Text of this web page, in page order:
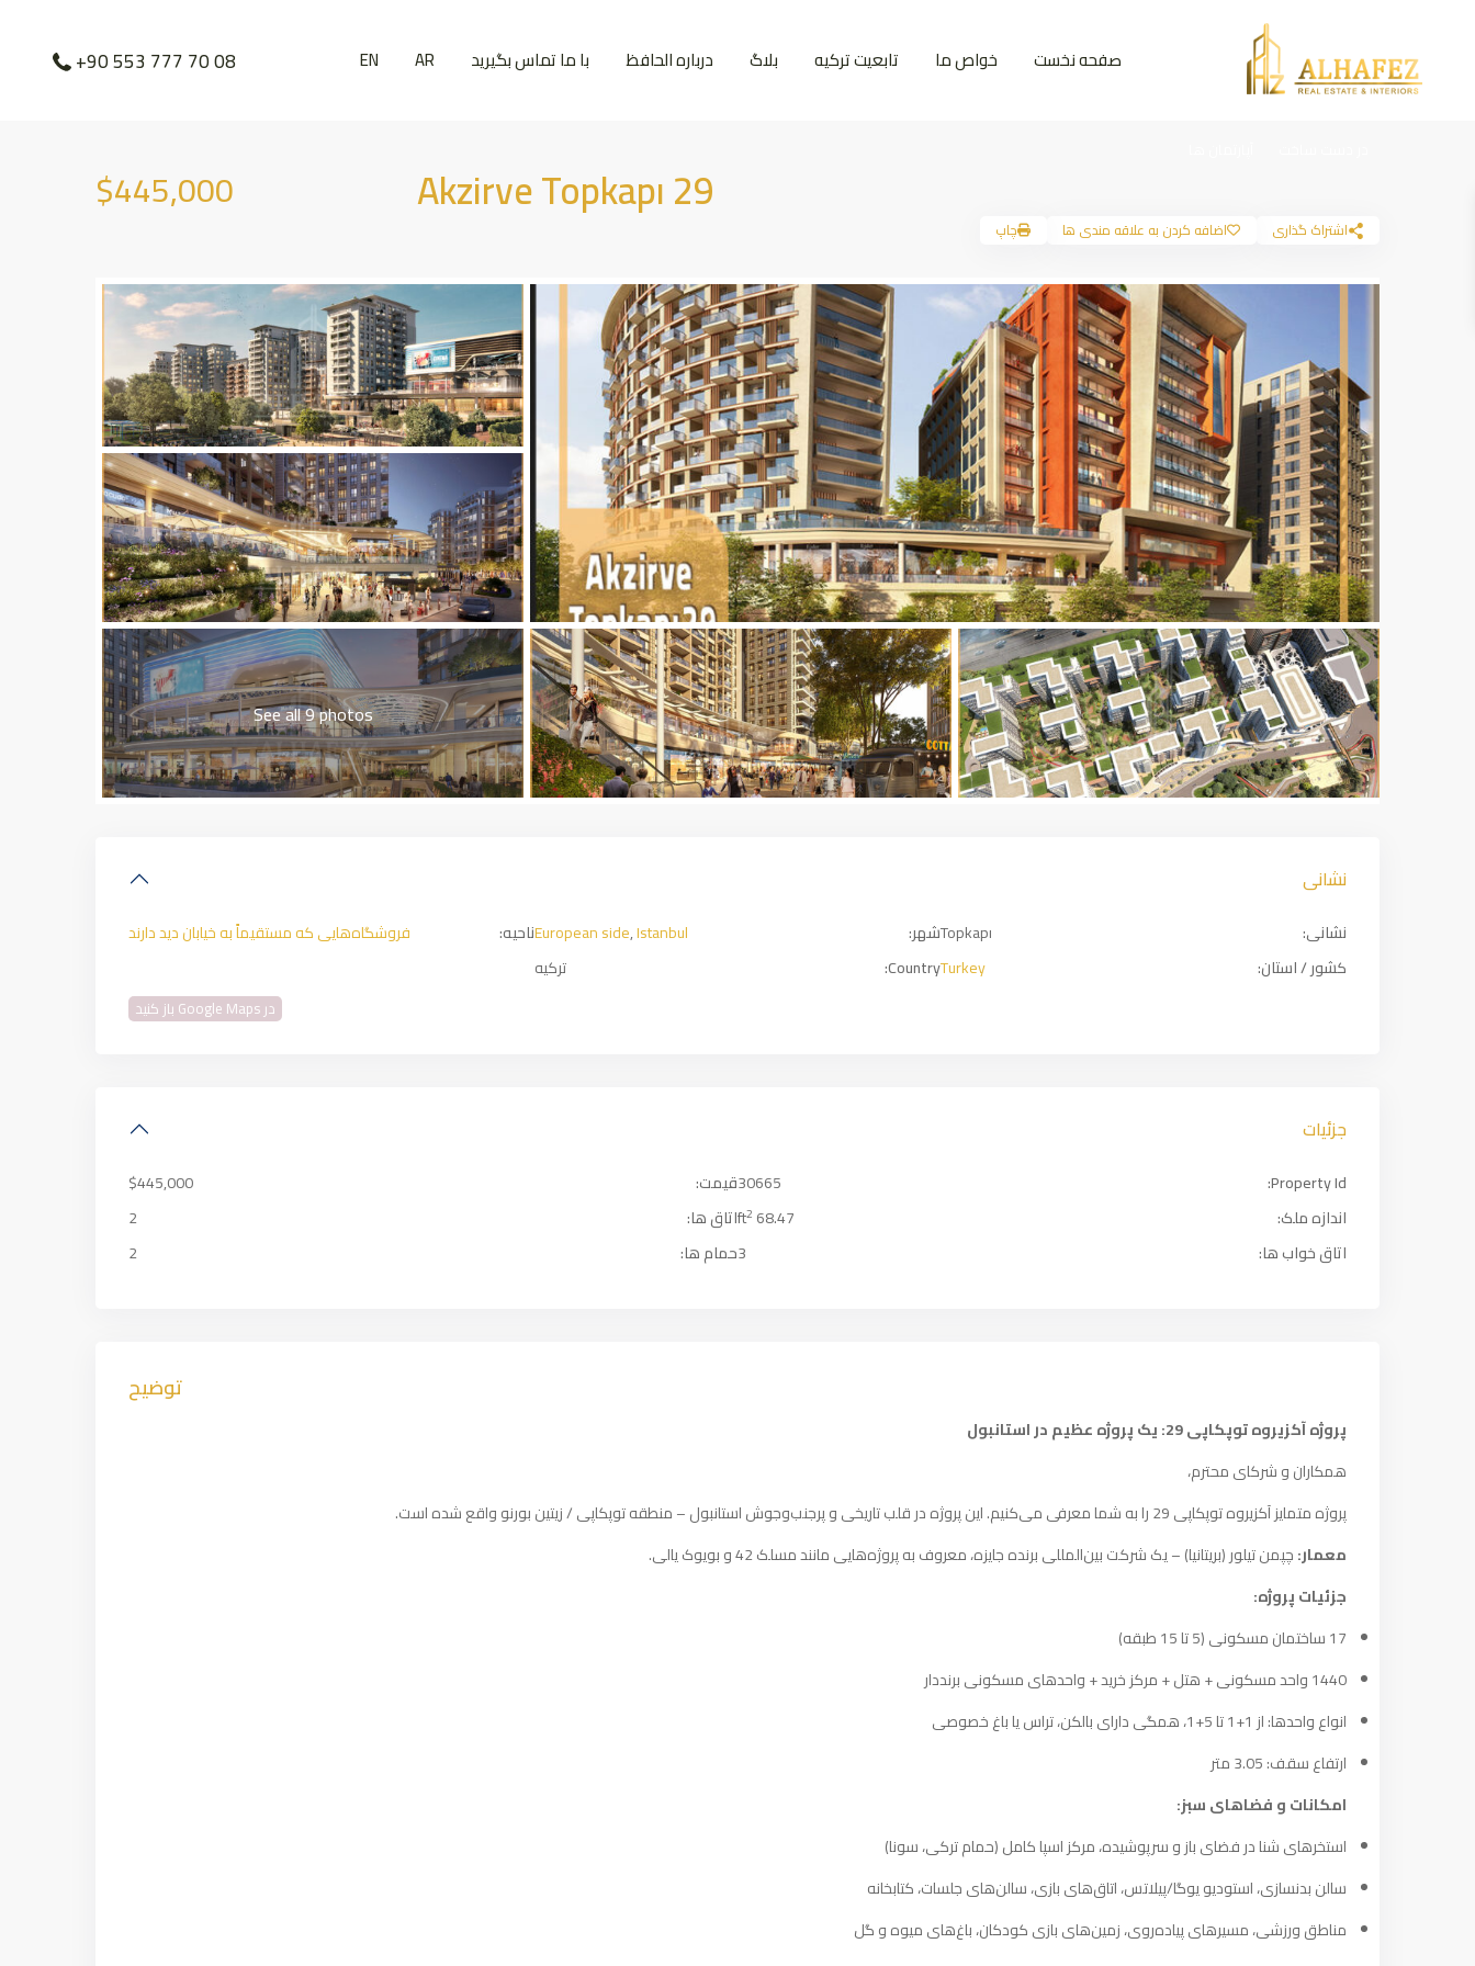
صفحه نخست خواص ما تابعیت ترکیه بلاگ درباره الحافظ با ما تماس بگیرید AR
EN
+90 553 777 70 08
Akzirve Topkapı 29
$445,000
اشتراک گذاری اضافه کردن به علاقه مندی ها چاپ
See all 9 photos
نشانی
نشانی: Topkapıشهر: European side,Istanbul ناحیه:
فروشگاه‌هایی که مستقیماً به خیابان دید دارند
کشور / استان:
Turkey
Country: ترکیه
در Google Maps باز کنید
جزئیات
Property Id:
30665قیمت:
$445,000
اندازه ملک:
68.47 ft
2 اتاق ها:
2
اتاق خواب ها:
3حمام ها: 2
توضیح
پروژه آکزیروه توپکاپی 29: یک پروژه عظیم در استانبول
همکاران و شرکای محترم،
پروژه متمایز آکزیروه توپکاپی 29 را به شما معرفی می‌کنیم. این پروژه در قلب تاریخی و پرجنب‌وجوش استانبول – منطقه توپکاپی / زیتین بورنو واقع شده است.
معمار:چپمن تیلور (بریتانیا) – یک شرکت بین‌المللی برنده جایزه، معروف به پروژه‌هایی مانند مسلک 42 و بویوک یالی.
جزئیات پروژه:
17 ساختمان مسکونی (5 تا 15 طبقه)
1440 واحد مسکونی + هتل + مرکز خرید + واحدهای مسکونی برنددار
انواع واحدها: از 1+1 تا 5+1، همگی دارای بالکن، تراس یا باغ خصوصی
ارتفاع سقف: 3.05 متر
امکانات و فضاهای سبز:
استخرهای شنا در فضای باز و سرپوشیده، مرکز اسپا کامل (حمام ترکی، سونا)
سالن بدنسازی، استودیو یوگا/پیلاتس، اتاق‌های بازی، سالن‌های جلسات، کتابخانه
مناطق ورزشی، مسیرهای پیاده‌روی، زمین‌های بازی کودکان، باغ‌های میوه و گل